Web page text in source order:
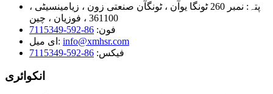
پتہ:
نمبر 260 ٹونگا یوآن ، ٹونگآن صنعتی زون ، زیامینسیٹی ،
361100 ، فوزیان ، چین
فون: 86-592-7115349
ای میل: info@xmhsr.com
فیکس: 86-592-7115349
انکوائری